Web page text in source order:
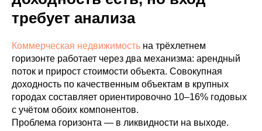
требует анализа
Коммерческая недвижимость на трёхлетнем
горизонте работает через два механизма: арендный
поток и прирост стоимости объекта. Совокупная
доходность по качественным объектам в крупных
городах составляет ориентировочно 10–16% годовых
с учётом обоих компонентов.
Проблема горизонта — в ликвидности на выходе.